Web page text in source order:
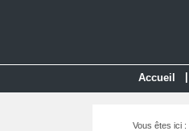
Accueil
Vous êtes ici :